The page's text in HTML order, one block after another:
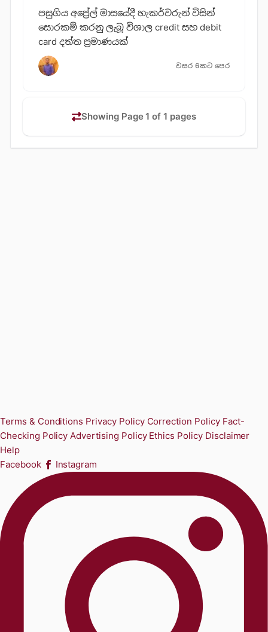
පසුගිය අප්‍රේල් මාසයේදී හැකර්වරුන් විසින්
සොරකම් කරනු ලැබූ විශාල credit සහ debit
card දත්ත ප්‍රමාණයක්
වසර 6කට පෙර
Showing Page 1 of 1 pages
Terms & Conditions Privacy Policy Correction Policy Fact-
Checking Policy Advertising Policy Ethics Policy Disclaimer
Help
Facebook
Instagram